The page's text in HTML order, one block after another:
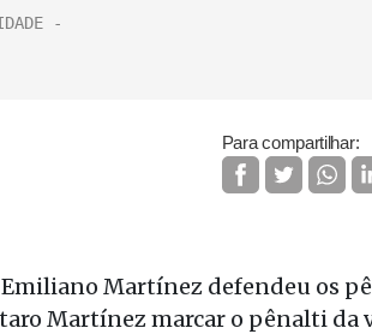
Para compartilhar:
Martínez defendeu os
Martínez marcar o pênalti da